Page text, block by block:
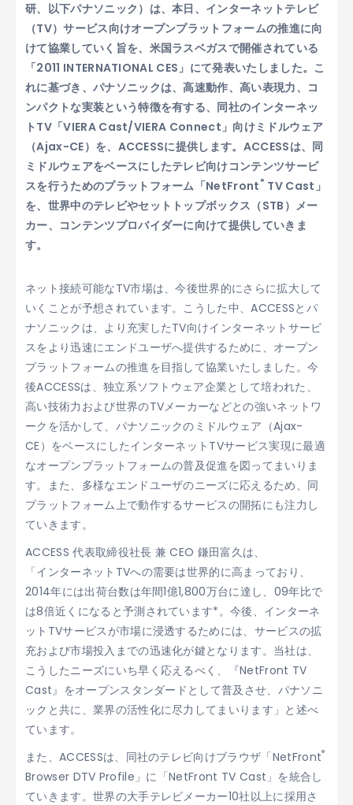
研、以下パナソニック）は、本日、インターネットテレビ
（TV）サービス向けオープンプラットフォームの推進に向
けて協業していく旨を、米国ラスベガスで開催されている
「2011 INTERNATIONAL CES」にて発表いたしました。こ
れに基づき、パナソニックは、高速動作、高い表現力、コ
ンパクトな実装という特徴を有する、同社のインターネッ
トTV「VIERA Cast/VIERA Connect」向けミドルウェア
（Ajax-CE）を、ACCESSに提供します。ACCESSは、同
ミドルウェアをベースにしたテレビ向けコンテンツサービ
スを行うためのプラットフォーム「NetFront ® TV Cast」
を、世界中のテレビやセットトップボックス（STB）メー
カー、コンテンツプロバイダーに向けて提供していきま
す。
ネット接続可能なTV市場は、今後世界的にさらに拡大して
いくことが予想されています。こうした中、ACCESSとパ
ナソニックは、より充実したTV向けインターネットサービ
スをより迅速にエンドユーザへ提供するために、オープン
プラットフォームの推進を目指して協業いたしました。今
後ACCESSは、独立系ソフトウェア企業として培われた、
高い技術力および世界のTVメーカーなどとの強いネットワ
ークを活かして、パナソニックのミドルウェア（Ajax-
CE）をベースにしたインターネットTVサービス実現に最適
なオープンプラットフォームの普及促進を図ってまいりま
す。また、多様なエンドユーザのニーズに応えるため、同
プラットフォーム上で動作するサービスの開拓にも注力し
ていきます。
ACCESS 代表取締役社長 兼 CEO 鎌田富久は、
「インターネットTVへの需要は世界的に高まっており、
2014年には出荷台数は年間1億1,800万台に達し、09年比で
は8倍近くになると予測されています*。今後、インターネ
ットTVサービスが市場に浸透するためには、サービスの拡
充および市場投入までの迅速化が鍵となります。当社は、
こうしたニーズにいち早く応えるべく、『NetFront TV
Cast』をオープンスタンダードとして普及させ、パナソニ
ックと共に、業界の活性化に尽力してまいります」と述べ
ています。
また、ACCESSは、同社のテレビ向けブラウザ「NetFront®
Browser DTV Profile」に「NetFront TV Cast」を統合し
ていきます。世界の大手テレビメーカー10社以上に採用さ